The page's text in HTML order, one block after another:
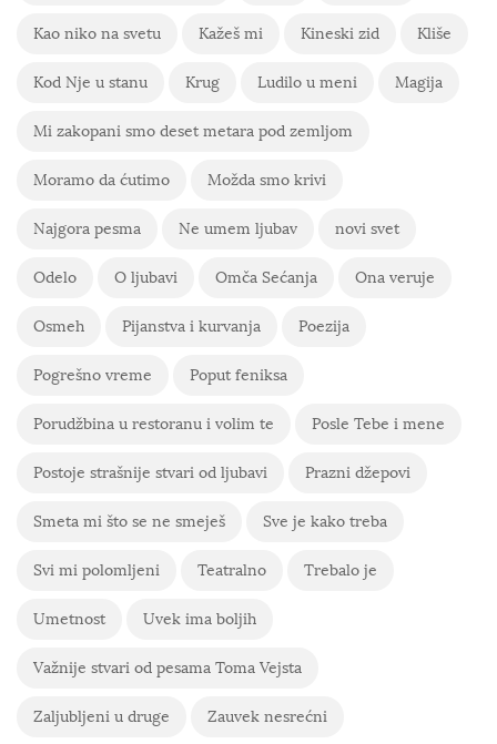
Kao niko na svetu Kažeš mi Kineski zid Kliše
Kod Nje u stanu Krug Ludilo u meni Magija
Mi zakopani smo deset metara pod zemljom
Moramo da ćutimo Možda smo krivi
Najgora pesma Ne umem ljubav novi svet
Odelo O ljubavi Omča Sećanja Ona veruje
Osmeh Pijanstva i kurvanja Poezija
Pogrešno vreme Poput feniksa
Porudžbina u restoranu i volim te Posle Tebe i mene
Postoje strašnije stvari od ljubavi Prazni džepovi
Smeta mi što se ne smeješ Sve je kako treba
Svi mi polomljeni Teatralno Trebalo je
Umetnost Uvek ima boljih
Važnije stvari od pesama Toma Vejsta
Zaljubljeni u druge Zauvek nesrećni